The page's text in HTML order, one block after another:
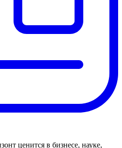
ценится в бизнесе, науке,